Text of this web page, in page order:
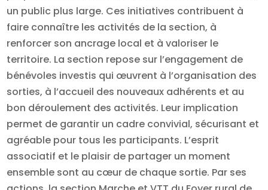
un public plus large. Ces initiatives contribuent à
faire connaître les activités de la section, à
renforcer son ancrage local et à valoriser le
territoire. La section repose sur l’engagement de
bénévoles investis qui œuvrent à l’organisation des
sorties, à l’accueil des nouveaux adhérents et au
bon déroulement des activités. Leur implication
permet de garantir un cadre convivial, sécurisant et
agréable pour tous les participants. L’esprit
associatif et le plaisir de partager un moment
ensemble sont au cœur de chaque sortie. Par ses